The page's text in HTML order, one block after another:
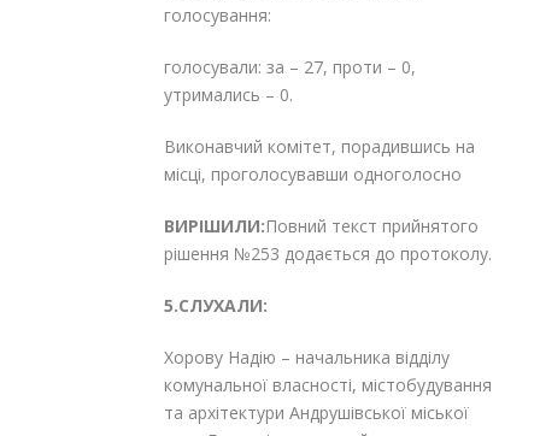
голосування:
голосували: за – 27, проти – 0,
утримались – 0.
Виконавчий комітет, порадившись на
місці, проголосувавши одноголосно
ВИРІШИЛИ:Повний текст прийнятого
рішення №253 додається до протоколу.
5.СЛУХАЛИ:
Хорову Надію – начальника відділу
комунальної власності, містобудування
та архітектури Андрушівської міської